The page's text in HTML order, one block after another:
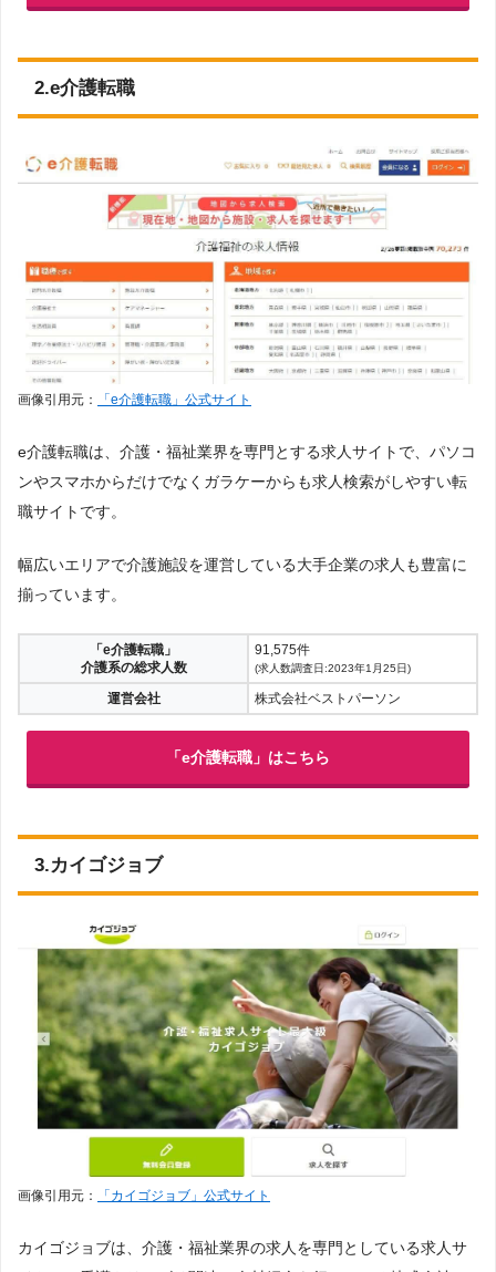
2.e介護転職
画像引用元： 「e介護転職」公式サイト
e介護転職は、介護・福祉業界を専門とする求人サイトで、パソコ
ンやスマホからだけでなくガラケーからも求人検索がしやすい転
職サイトです。
幅広いエリアで介護施設を運営している大手企業の求人も豊富に
揃っています。
「e介護転職」
介護系の総求人数
91,575件
(求人数調査日:2023年1月25日)
運営会社 株式会社ベストパーソン
「e介護転職」はこちら
3.カイゴジョブ
画像引用元： 「カイゴジョブ」公式サイト
カイゴジョブは、介護・福祉業界の求人を専門としている求人サ